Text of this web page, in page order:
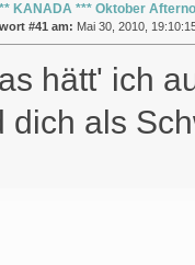
KANADA *** Oktober
#41 am: Mai 30, 2010,
hätt' ich
dich als